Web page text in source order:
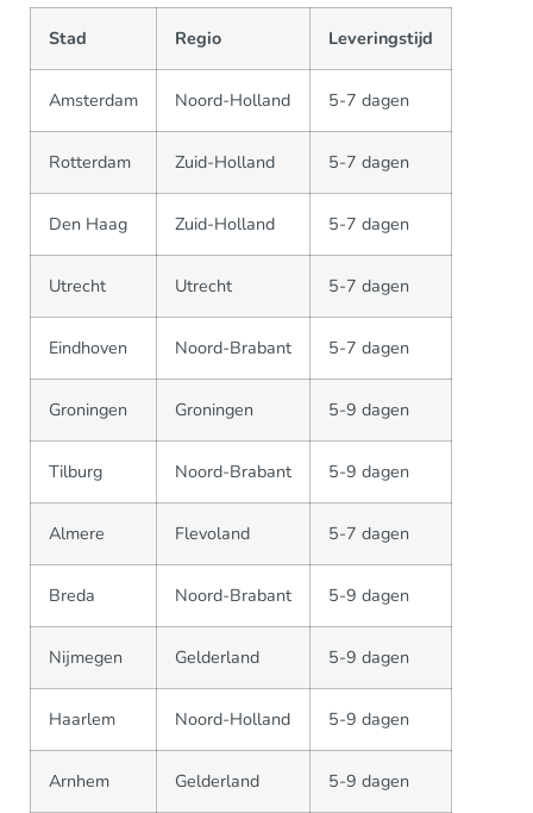
Stad Regio Leveringstijd
Amsterdam Noord-Holland 5-7 dagen
Rotterdam Zuid-Holland 5-7 dagen
Den Haag Zuid-Holland 5-7 dagen
Utrecht Utrecht 5-7 dagen
Eindhoven Noord-Brabant 5-7 dagen
Groningen Groningen 5-9 dagen
Tilburg Noord-Brabant 5-9 dagen
Almere Flevoland 5-7 dagen
Breda Noord-Brabant 5-9 dagen
Nijmegen Gelderland 5-9 dagen
Haarlem Noord-Holland 5-9 dagen
Arnhem Gelderland 5-9 dagen